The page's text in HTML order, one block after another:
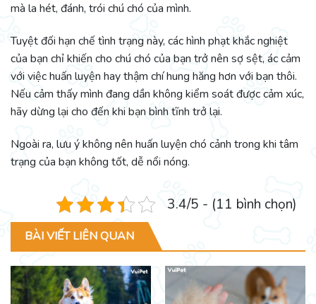
mà la hét, đánh, trói chú chó của mình.
Tuyệt đối hạn chế tình trạng này, các hình phạt khắc nghiệt
của bạn chỉ khiến cho chú chó của bạn trở nên sợ sệt, ác cảm
với việc huấn luyện hay thậm chí hung hăng hơn với bạn thôi.
Nếu cảm thấy mình đang dần không kiểm soát được cảm xúc,
hãy dừng lại cho đến khi bạn bình tĩnh trở lại.
Ngoài ra, lưu ý không nên huấn luyện chó cảnh trong khi tâm
trạng của bạn không tốt, dễ nổi nóng.
3.4/5 - (11 bình chọn)
BÀI VIẾT LIÊN QUAN